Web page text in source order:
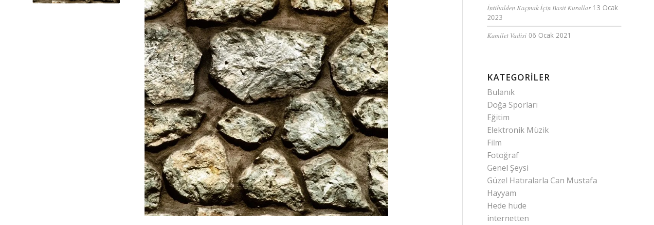
İntihalden Kaçmak İçin Basit Kurallar 13 Ocak
2023
Kamilet Vadisi 06 Ocak 2021
KATEGORILER
Bulanık
Doğa Sporları
Eğitim
Elektronik Müzik
Film
Fotoğraf
Genel Şeysi
Güzel Hatıralarla Can Mustafa
Hayyam
Hede hüde
internetten